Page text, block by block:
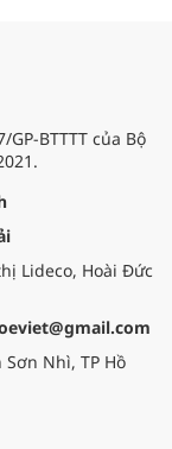
BTTTT của Bộ
Lideco, Hoài Đức
Sơn Nhì, TP Hồ